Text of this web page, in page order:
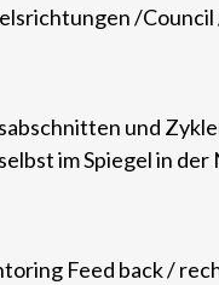
/
und
im Spiegel in
Feed back /